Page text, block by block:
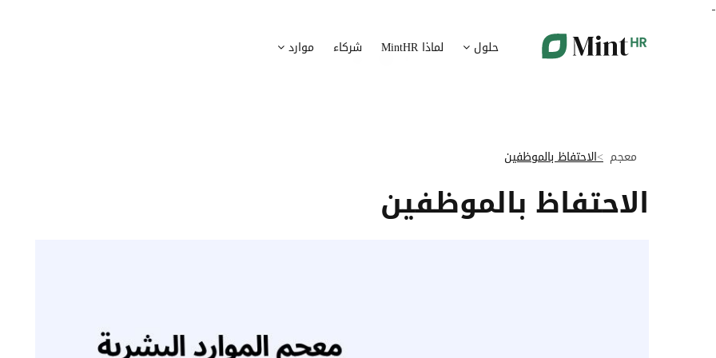
حلول لماذا MintHR شركاء موارد
-
معجم الاحتفاظ بالموظفين
الاحتفاظ بالموظفين
بيانات الموارد البشرية ممركزة في بوابة واحدة قم برقمنة عملية التوظيف الخاصة بك
تدبير الوثائق
قم بإدارة الوثائق الإدارية بشكل أوتوماتيكي